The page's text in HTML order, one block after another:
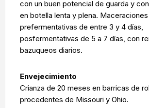
con un buen potencial de guarda y
en botella lenta y plena. Maceraciones
prefermentativas de entre 3 y 4 días,
posfermentativas de 5 a 7 días, con
bazuqueos diarios.
Envejecimiento
Crianza de 20 meses en barricas de
procedentes de Missouri y Ohio.